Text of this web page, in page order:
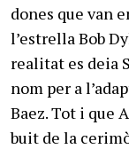
dones que van
l’estrella Bob
realitat es deia
nom per a
Baez. Tot i que
buit de la